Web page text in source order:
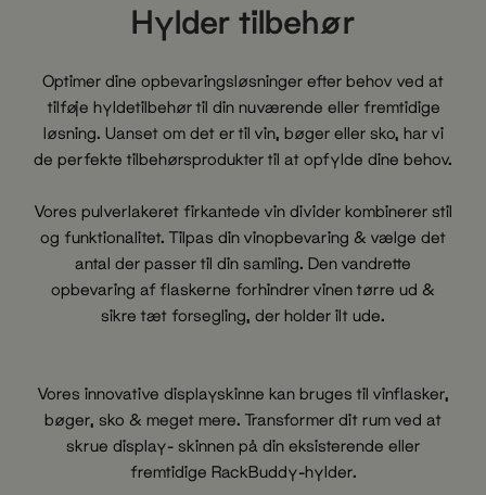
Hylder tilbehør
Optimer dine opbevaringsløsninger efter behov ved at
tilføje hyldetilbehør til din nuværende eller fremtidige
løsning. Uanset om det er til vin, bøger eller sko, har vi
de perfekte tilbehørsprodukter til at opfylde dine behov.
Vores pulverlakeret firkantede vin divider kombinerer stil
og funktionalitet. Tilpas din vinopbevaring & vælge det
antal der passer til din samling. Den vandrette
opbevaring af flaskerne forhindrer vinen tørre ud &
sikre tæt forsegling, der holder ilt ude.
Vores innovative displayskinne kan bruges til vinflasker,
bøger, sko & meget mere. Transformer dit rum ved at
skrue display- skinnen på din eksisterende eller
fremtidige RackBuddy-hylder.